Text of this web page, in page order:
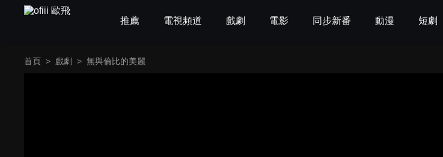
推薦 電視頻道 戲劇 電影 同步新番 動漫 短劇
首頁 > 戲劇 > 無與倫比的美麗